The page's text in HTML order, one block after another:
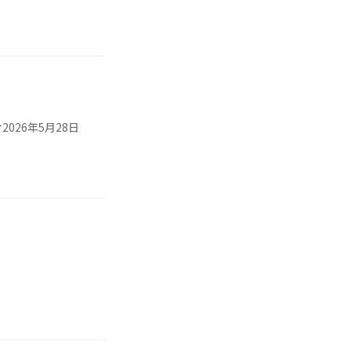
2026年5月28日